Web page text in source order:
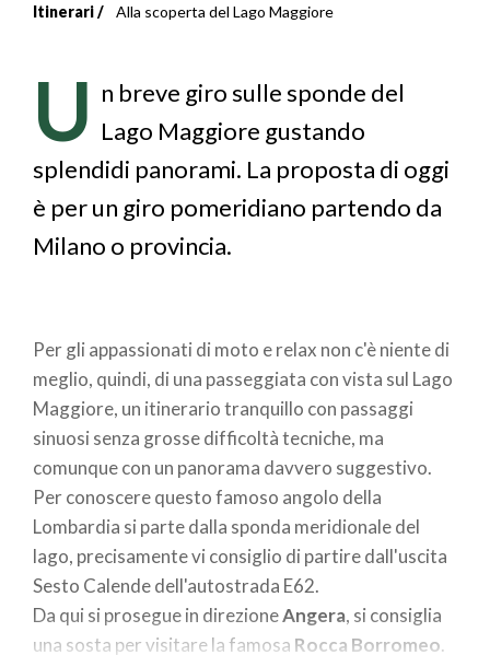
Briciole
di
pane
Itinerari Alla scoperta del Lago Maggiore
U n breve giro sulle sponde del
Lago Maggiore gustando
splendidi panorami. La proposta di oggi
è per un giro pomeridiano partendo da
Milano o provincia.
Per gli appassionati di moto e relax non c'è niente di
meglio, quindi, di una passeggiata con vista sul Lago
Maggiore, un itinerario tranquillo con passaggi
sinuosi senza grosse difficoltà tecniche, ma
comunque con un panorama davvero suggestivo.
Per conoscere questo famoso angolo della
Lombardia si parte dalla sponda meridionale del
lago, precisamente vi consiglio di partire dall'uscita
Sesto Calende dell'autostrada E62.
Da qui si prosegue in direzioneAngera, si consiglia
una sosta per visitare la famosa Rocca Borromeo.